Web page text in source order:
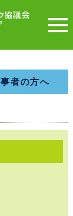
者の方へ